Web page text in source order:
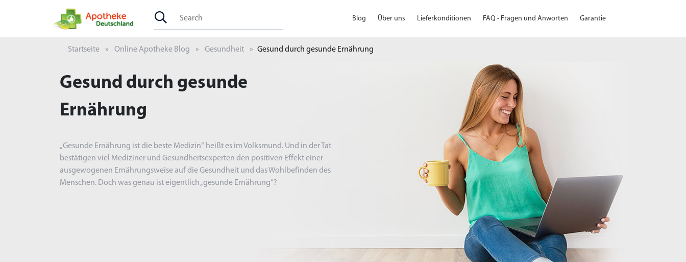
Blog Über uns Lieferkonditionen FAQ - Fragen und Anworten Garantie
Startseite Online Apotheke Blog Gesundheit Gesund durch gesunde Ernährung
Gesund durch gesunde
Ernährung
„Gesunde Ernährung ist die beste Medizin“ heißt es im Volksmund. Und in der Tat
bestätigen viel Mediziner und Gesundheitsexperten den positiven Effekt einer
ausgewogenen Ernährungsweise auf die Gesundheit und das Wohlbefinden des
Menschen. Doch was genau ist eigentlich „gesunde Ernährung“?